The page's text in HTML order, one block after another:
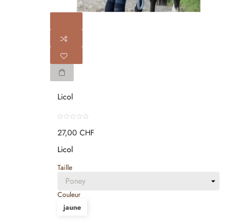
Licol
27,00 CHF
Licol
Taille
Couleur
jaune